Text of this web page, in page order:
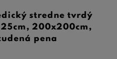
stredne tvrdý
25cm, 200x200cm,
pena